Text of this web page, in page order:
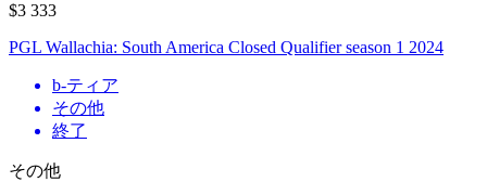
$3 333
PGL Wallachia: South America Closed Qualifier season 1 2024
b-ティア
その他
終了
その他